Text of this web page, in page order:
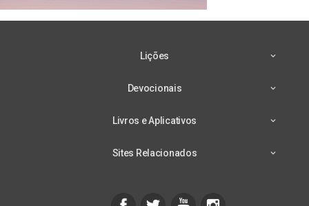
Lições
Devocionais
Livros e Aplicativos
Sites Relacionados